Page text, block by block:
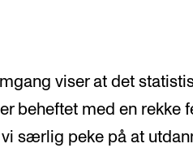
viser at det
beheftet med en rekke
særlig peke på at